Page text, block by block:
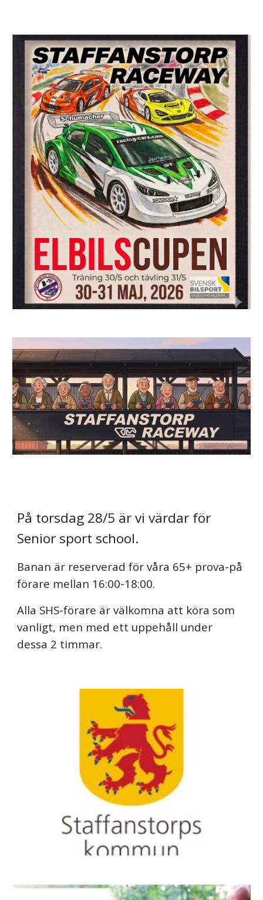
På torsdag 28/5 är vi värdar för
Senior sport school.
Banan är reserverad för våra 65+ prova-på
förare mellan 16:00-18:00.
Alla SHS-förare är välkomna att köra som
vanligt, men med ett uppehåll under
dessa 2 timmar.